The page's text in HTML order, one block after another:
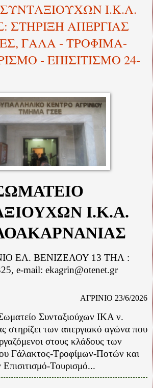
Ι.Κ.Α.
ΣΤΗΡΙΞΗ ΑΠΕΡΓΙΑΣ
ΓΑΛΑ - ΤΡΟΦΙΜΑ-
- ΕΠΙΣΙΤΙΣΜΟ 24-
Ι.Κ.Α.
ΕΛ. ΒΕΝΙΖΕΛΟΥ 13 ΤΗΛ :
e-mail: ekagrin@otenet.gr
ΑΓΡΙΝΙΟ 23/6/2026
Συνταξιούχων ΙΚΑ ν.
στηρίζει των απεργιακό αγώνα που
στους κλάδους των
Γάλακτος-Τροφίμων-Ποτών και
Επισιτισμό-Τουρισμό...